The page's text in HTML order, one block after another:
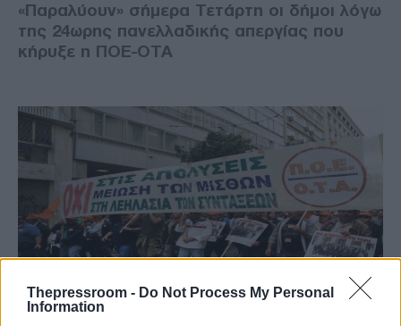
Thepressroom - Do Not Process My Personal
Information
«Παραλύουν» σήμερα Τετάρτη οι δήμοι λόγω
της 24ωρης πανελλαδικής απεργίας που
κήρυξε η ΠΟΕ-ΟΤΑ